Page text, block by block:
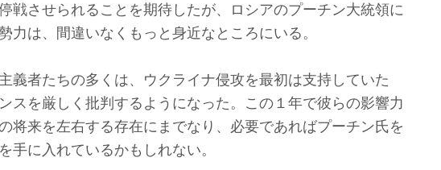
戦させられることを期待したが、ロシアのプーチン大統領に
力は、間違いなくもっと身近なところにいる。
義者たちの多くは、ウクライナ侵攻を最初は支持していた
スを厳しく批判するようになった。この１年で彼らの影響力
将来を左右する存在にまでなり、必要であればプーチン氏を
手に入れているかもしれない。